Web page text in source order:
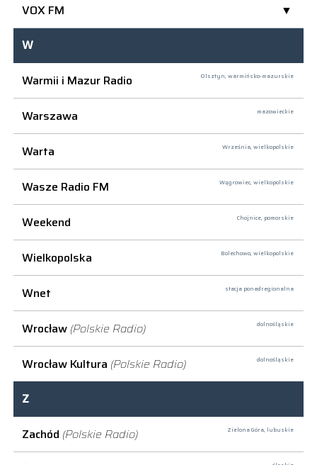
VOX FM
W
Warmii i Mazur Radio
Olsztyn, warmińsko-mazurskie
Warszawa mazowieckie
Warta Września, wielkopolskie
Wasze Radio FM Wągrowiec, wielkopolskie
Weekend Chojnice, pomorskie
Wielkopolska Bolechowo, wielkopolskie
Wnet stacja ponadregionalna
Wrocław (Polskie Radio) dolnośląskie
Wrocław Kultura (Polskie Radio) dolnośląskie
Z
Zachód (Polskie Radio) Zielona Góra, lubuskie